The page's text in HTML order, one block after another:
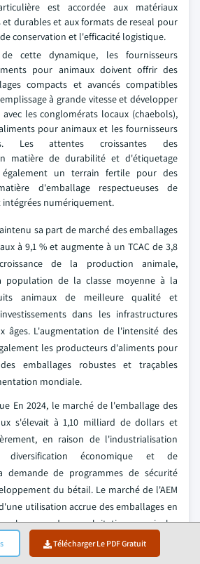
Télécharger Le PDF Gratuit
est accordée aux matériaux
durables et aux formats de reseal pour
conservation et l'efficacité logistique.
cette dynamique, les fournisseurs
pour animaux doivent offrir des
compacts et avancés compatibles
à grande vitesse et développer
les conglomérats locaux (chaebols),
pour animaux et les fournisseurs
Les attentes croissantes des
matière de durabilité et d'étiquetage
un terrain fertile pour des
d'emballage respectueuses de
numériquement.
sa part de marché des emballages
à 9,1 % et augmente à un TCAC de 3,8
de la production animale,
population de la classe moyenne à la
animaux de meilleure qualité et
dans les infrastructures
âges. L'augmentation de l'intensité des
les producteurs d'aliments pour
emballages robustes et traçables
mondiale.
En 2024, le marché de l'emballage des
s'élevait à 1,10 milliard de dollars et
en raison de l'industrialisation
économique et de
demande de programmes de sécurité
du bétail. Le marché de l'AEM
utilisation accrue des emballages en
les grandes exploitations agricoles
d'une demande accrue d'emballages
aux visions nationales de durabilité